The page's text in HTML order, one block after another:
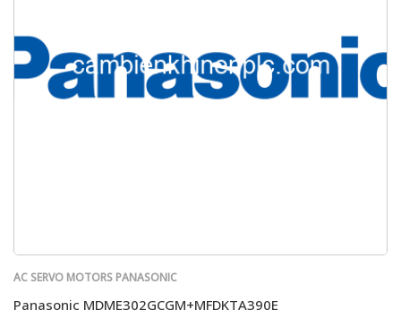
AC SERVO MOTORS PANASONIC
Panasonic MDME302GCGM+MFDKTA390E